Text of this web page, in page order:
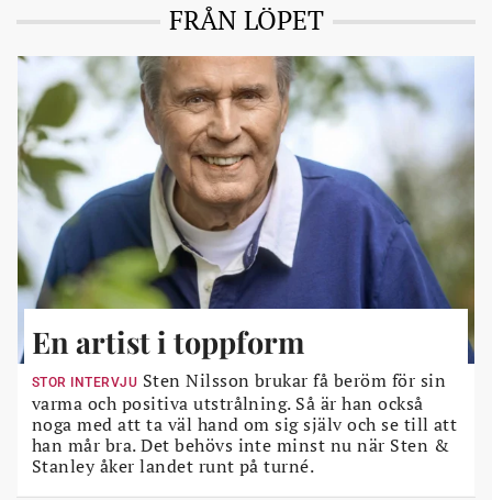
FRÅN LÖPET
En artist i toppform
STOR INTERVJU Sten Nilsson brukar få beröm för sin
varma och positiva utstrålning. Så är han också
noga med att ta väl hand om sig själv och se till att
han mår bra. Det behövs inte minst nu när Sten &
Stanley åker landet runt på turné.